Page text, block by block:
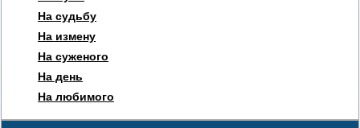
На судьбу
На измену
На суженого
На день
На любимого